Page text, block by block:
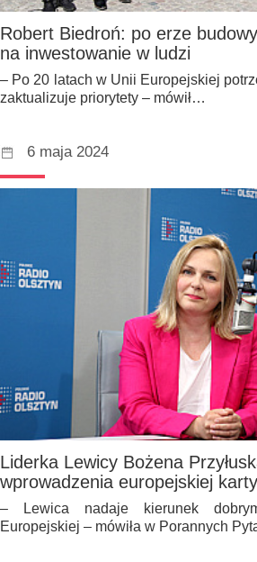
Robert Biedroń: po erze
na inwestowanie w ludzi
– Po 20 latach w Unii Europejskiej
zaktualizuje priorytety – mówił…
6 maja 2024
Liderka Lewicy Bożena
wprowadzenia europejskiej
– Lewica nadaje kierunek
Europejskiej – mówiła w Porannych